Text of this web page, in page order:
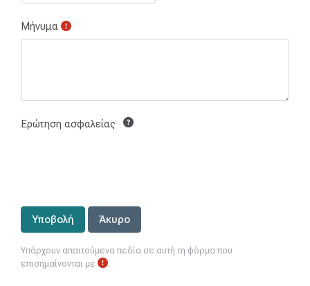
Μήνυμα
Ερώτηση ασφαλείας
Υπάρχουν απαιτούμενα πεδία σε αυτή τη φόρμα που
επισημαίνονται με
.